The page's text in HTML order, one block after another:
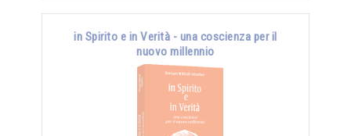
in Spirito e in Verità - una coscienza per il
nuovo millennio